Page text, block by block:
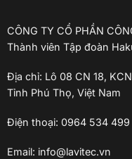
CÔNG TY CỔ PHẦN
Thành viên Tập đoàn
Địa chỉ: Lô 08 CN 18,
Tỉnh Phú Thọ, Việt Nam
Điện thoại: 0964 534 499
Email: info@lavitec.vn